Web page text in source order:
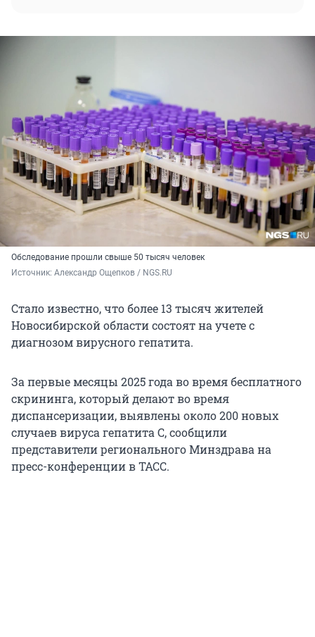
Обследование прошли свыше 50 тысяч человек
Источник: Александр Ощепков / NGS.RU
Стало известно, что более 13 тысяч жителей
Новосибирской области состоят на учете с
диагнозом вирусного гепатита.
За первые месяцы 2025 года во время бесплатного
скрининга, который делают во время
диспансеризации, выявлены около 200 новых
случаев вируса гепатита C, сообщили
представители регионального Минздрава на
пресс-конференции в ТАСС.